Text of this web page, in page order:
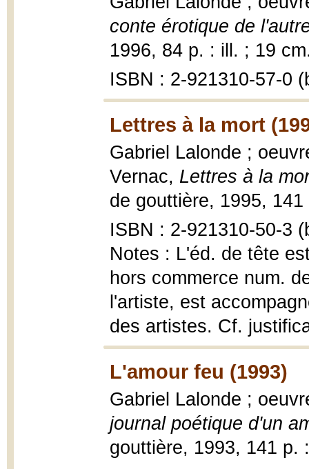
conte érotique de
1996, 84 p. : ill. ; 19
ISBN : 2-921310-57-0
Lettres à la mort
Gabriel Lalonde ;
Vernac, Lettres à la
de gouttière, 1995,
ISBN : 2-921310-50-3
Notes : L'éd. de tête
hors commerce num.
l'artiste, est
des artistes. Cf.
L'amour feu (1993)
Gabriel Lalonde ;
journal poétique d'un
gouttière, 1993, 141 p.